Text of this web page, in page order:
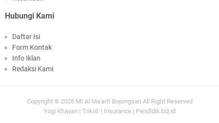
(Video) Pelepasan Siswa Kelas VI Tahun 2023
Hubungi Kami
Daftar Isi
Form Kontak
Info Iklan
Redaksi Kami
Copyright © 2026 MI Al Ma'arif Bojongsari All Right Reserved
Yogi Khayan | Trikid. | Insurance | Pendidik.biz.id